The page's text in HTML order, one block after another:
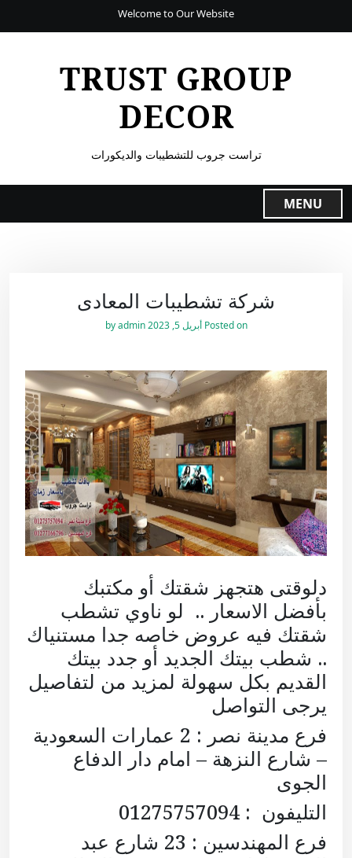
Welcome to Our Website
TRUST GROUP
DECOR
تراست جروب للتشطيبات والديكورات
MENU
شركة تشطيبات المعادى
Posted on أبريل 5, 2023 by
admin
دلوقتى هتجهز شقتك أو مكتبك
بأفضل الاسعار .. لو ناوي تشطب
شقتك فيه عروض خاصه جدا مستنياك
.. شطب بيتك الجديد أو جدد بيتك
القديم بكل سهولة لمزيد من لتفاصيل
يرجى التواصل
فرع مدينة نصر : 2 عمارات السعودية
– شارع النزهة – امام دار الدفاع
الجوى
التليفون : 01275757094
فرع المهندسين : 23 شارع عبد